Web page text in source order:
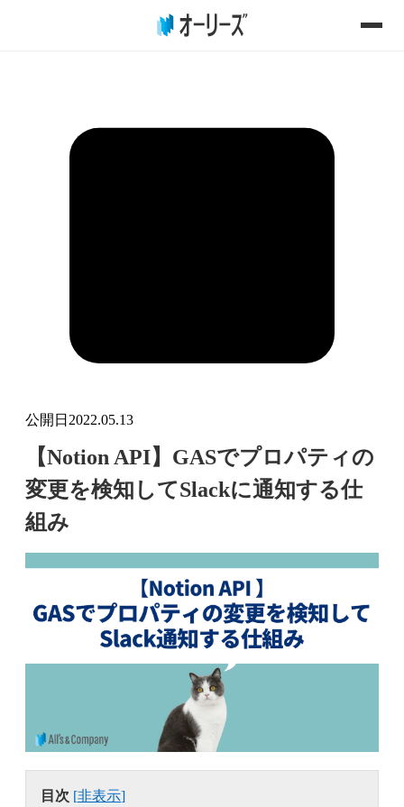
公開日 2022.05.13
【Notion API】GASでプロパティの
変更を検知してSlackに通知する仕
組み
目次 [非表示]